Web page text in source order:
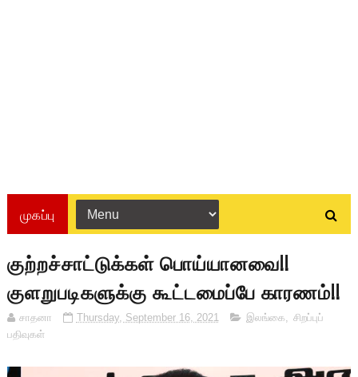
முகப்பு
குற்றச்சாட்டுக்கள் பொய்யானவை!!
குளறுபடிகளுக்கு கூட்டமைப்பே காரணம்!!
சாதனா Thursday, September 16, 2021 இலங்கை, சிறப்புப்
பதிவுகள்